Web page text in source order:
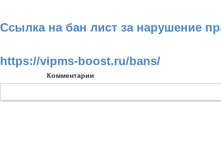
Ссылка на бан лист за нарушение
https://vipms-boost.ru/bans/
Комментарии